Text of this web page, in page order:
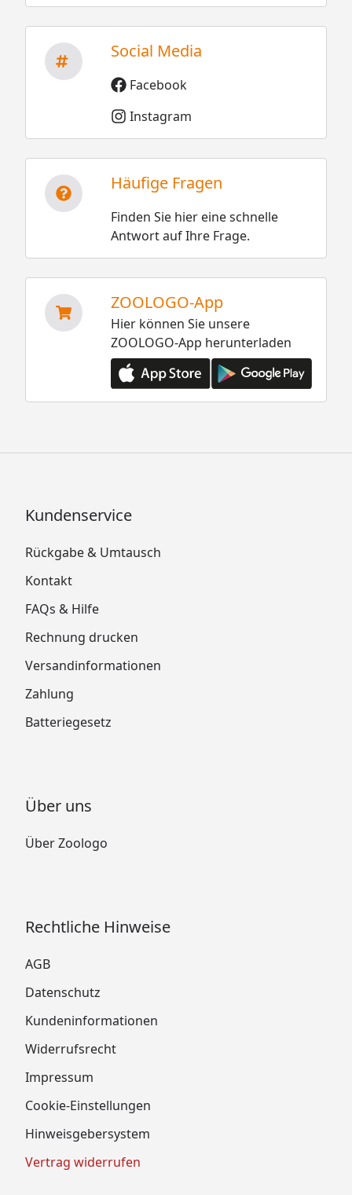
Social Media
Facebook
Instagram
Häufige Fragen
Finden Sie hier eine schnelle
Antwort auf Ihre Frage.
ZOOLOGO-App
Hier können Sie unsere
ZOOLOGO-App herunterladen
Kundenservice
Rückgabe & Umtausch
Kontakt
FAQs & Hilfe
Rechnung drucken
Versandinformationen
Zahlung
Batteriegesetz
Über uns
Über Zoologo
Rechtliche Hinweise
AGB
Datenschutz
Kundeninformationen
Widerrufsrecht
Impressum
Cookie-Einstellungen
Hinweisgebersystem
Vertrag widerrufen